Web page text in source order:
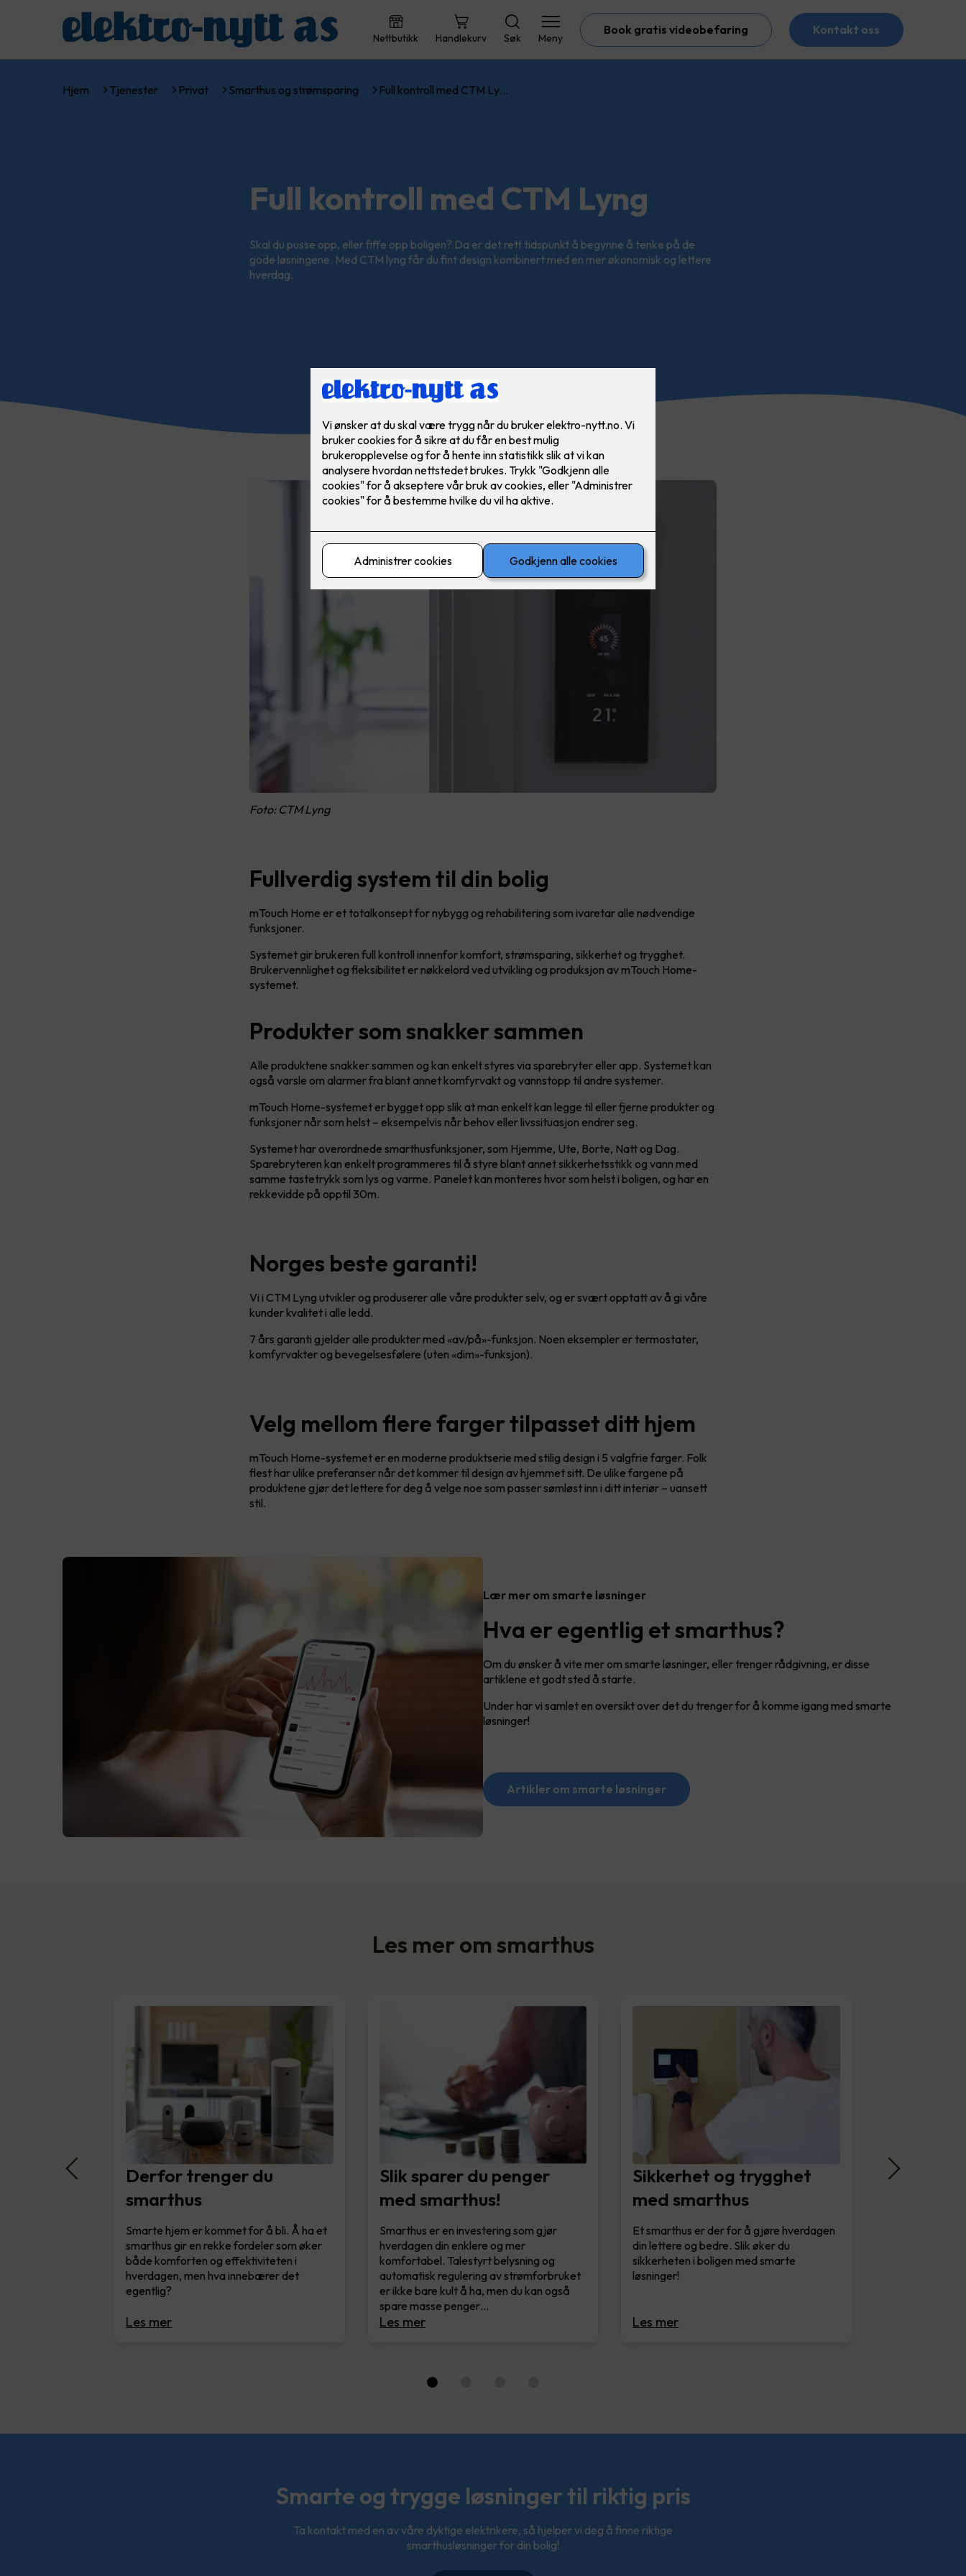
Nettbutikk Handlekurv Søk Meny
Book gratis videobefaring Kontakt oss
Hjem Tjenester Privat Smarthus og strømsparing Full kontroll med CTM Ly…
Full kontroll med CTM Lyng
Skal du pusse opp, eller fiffe opp boligen? Da er det rett tidspunkt å begynne å tenke på de
gode løsningene. Med CTM lyng får du fint design kombinert med en mer økonomisk og lettere
hverdag.
Foto: CTM Lyng
Fullverdig system til din bolig
mTouch Home er et totalkonsept for nybygg og rehabilitering som ivaretar alle nødvendige
funksjoner.
Systemet gir brukeren full kontroll innenfor komfort, strømsparing, sikkerhet og trygghet.
Brukervennlighet og fleksibilitet er nøkkelord ved utvikling og produksjon av mTouch Home-
systemet.
Produkter som snakker sammen
Alle produktene snakker sammen og kan enkelt styres via sparebryter eller app. Systemet kan
også varsle om alarmer fra blant annet komfyrvakt og vannstopp til andre systemer.
mTouch Home-systemet er bygget opp slik at man enkelt kan legge til eller fjerne produkter og
funksjoner når som helst – eksempelvis når behov eller livssituasjon endrer seg.
Systemet har overordnede smarthusfunksjoner, som Hjemme, Ute, Borte, Natt og Dag.
Sparebryteren kan enkelt programmeres til å styre blant annet sikkerhetsstikk og vann med
samme tastetrykk som lys og varme. Panelet kan monteres hvor som helst i boligen, og har en
rekkevidde på opptil 30m.
Norges beste garanti!
Vi i CTM Lyng utvikler og produserer alle våre produkter selv, og er svært opptatt av å gi våre
kunder kvalitet i alle ledd.
7 års garanti gjelder alle produkter med «av/på»-funksjon. Noen eksempler er termostater,
komfyrvakter og bevegelsesfølere (uten «dim»-funksjon).
Velg mellom flere farger tilpasset ditt hjem
mTouch Home-systemet er en moderne produktserie med stilig design i 5 valgfrie farger. Folk
flest har ulike preferanser når det kommer til design av hjemmet sitt. De ulike fargene på
produktene gjør det lettere for deg å velge noe som passer sømløst inn i ditt interiør – uansett
stil.
Lær mer om smarte løsninger
Hva er egentlig et smarthus?
Om du ønsker å vite mer om smarte løsninger, eller trenger rådgivning, er disse
artiklene et godt sted å starte.
Under har vi samlet en oversikt over det du trenger for å komme igang med smarte
løsninger!
Artikler om smarte løsninger
Les mer om smarthus
Derfor trenger du
smarthus
Smarte hjem er kommet for å bli. Å ha et
smarthus gir en rekke fordeler som øker
både komforten og effektiviteten i
hverdagen, men hva innebærer det
egentlig?
Les mer
Slik sparer du penger
med smarthus!
Smarthus er en investering som gjør
hverdagen din enklere og mer
komfortabel. Talestyrt belysning og
automatisk regulering av strømforbruket
er ikke bare kult å ha, men du kan også
spare masse penger…
Les mer
Sikkerhet og trygghet
med smarthus
Et smarthus er der for å gjøre hverdagen
din lettere og bedre. Slik øker du
sikkerheten i boligen med smarte
løsninger!
Les mer
Smarte og trygge løsninger til riktig pris
Ta kontakt med en av våre dyktige elektrikere, så hjelper vi deg å finne riktige
smarthusløsninger for din bolig!